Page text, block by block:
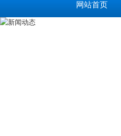
网站首页